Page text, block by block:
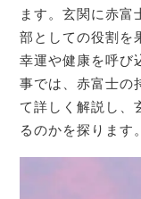
ます。玄関に赤富
部としての役割を
幸運や健康を呼び
事では、赤富士の
て詳しく解説し、
るのかを探ります。